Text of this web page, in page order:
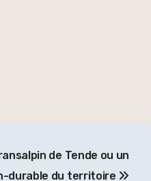
de Tende ou un
durable du territoire